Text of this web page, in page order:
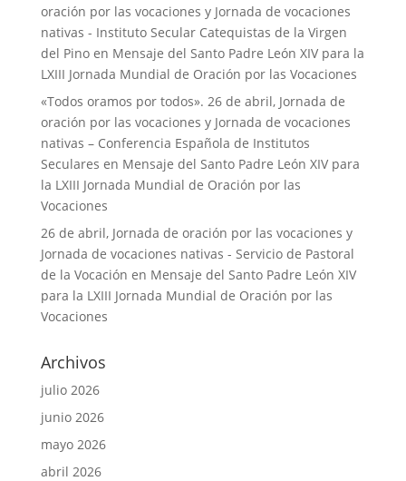
oración por las vocaciones y Jornada de vocaciones
nativas - Instituto Secular Catequistas de la Virgen
del Pinoen Mensaje del Santo Padre León XIV para la
LXIII Jornada Mundial de Oración por las Vocaciones
«Todos oramos por todos». 26 de abril, Jornada de
oración por las vocaciones y Jornada de vocaciones
nativas – Conferencia Española de Institutos
Seculares en Mensaje del Santo Padre León XIV para
la LXIII Jornada Mundial de Oración por las
Vocaciones
26 de abril, Jornada de oración por las vocaciones y
Jornada de vocaciones nativas - Servicio de Pastoral
de la Vocación en Mensaje del Santo Padre León XIV
para la LXIII Jornada Mundial de Oración por las
Vocaciones
Archivos
julio 2026
junio 2026
mayo 2026
abril 2026